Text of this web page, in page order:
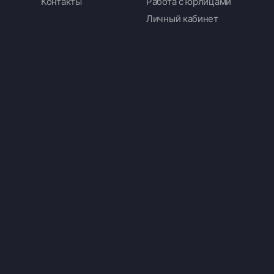
Личный кабинет